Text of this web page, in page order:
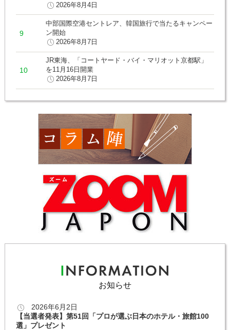
2026年8月4日
中部国際空港セントレア、韓国旅行で当たるキャンペー
ン開始
2026年8月7日
JR東海、「コートヤード・バイ・マリオット京都駅」
を11月16日開業
2026年8月7日
お知らせ
2026年6月2日
【当選者発表】第51回「プロが選ぶ日本のホテル・旅館100
選」プレゼント